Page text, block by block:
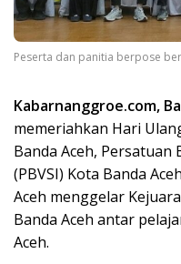
Peserta dan panitia berpose
Kabarnanggroe.com,
memeriahkan Hari
Banda Aceh, Persatuan
(PBVSI) Kota Banda
Aceh menggelar
Banda Aceh antar
Aceh.